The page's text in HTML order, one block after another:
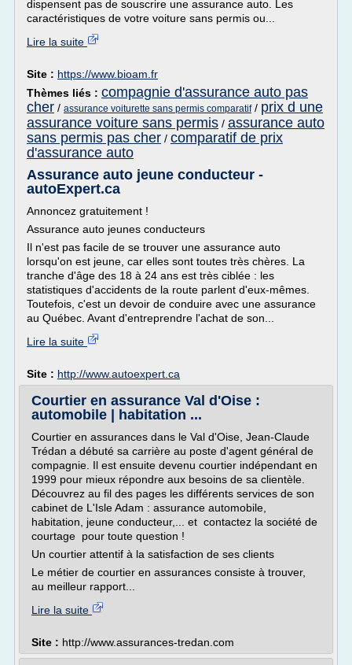
dispensent pas de souscrire une assurance auto. Les
caractéristiques de votre voiture sans permis ou...
Lire la suite
Site : https://www.bioam.fr
Thèmes liés : compagnie d'assurance auto pas
cher / assurance voiturette sans permis comparatif/ prix d une
assurance voiture sans permis / assurance auto
sans permis pas cher / comparatif de prix
d'assurance auto
Assurance auto jeune conducteur -
autoExpert.ca
Annoncez gratuitement !
Assurance auto jeunes conducteurs
Il n'est pas facile de se trouver une assurance auto
lorsqu'on est jeune, car elles sont toutes très chères. La
tranche d'âge des 18 à 24 ans est très ciblée : les
statistiques d'accidents de la route parlent d'eux-mêmes.
Toutefois, c'est un devoir de conduire avec une assurance
au Québec. Avant d'entreprendre l'achat de son...
Lire la suite
Site : http://www.autoexpert.ca
Courtier en assurance Val d'Oise :
automobile | habitation ...
Courtier en assurances dans le Val d'Oise, Jean-Claude
Trédan a débuté sa carrière au poste d'agent général de
compagnie. Il est ensuite devenu courtier indépendant en
1999 pour mieux répondre aux besoins de sa clientèle.
Découvrez au fil des pages les différents services de son
cabinet de L'Isle Adam : assurance automobile,
habitation, jeune conducteur,... et contactez la société de
courtage pour toute question !
Un courtier attentif à la satisfaction de ses clients
Le métier de courtier en assurances consiste à trouver,
au meilleur rapport...
Lire la suite
Site : http://www.assurances-tredan.com